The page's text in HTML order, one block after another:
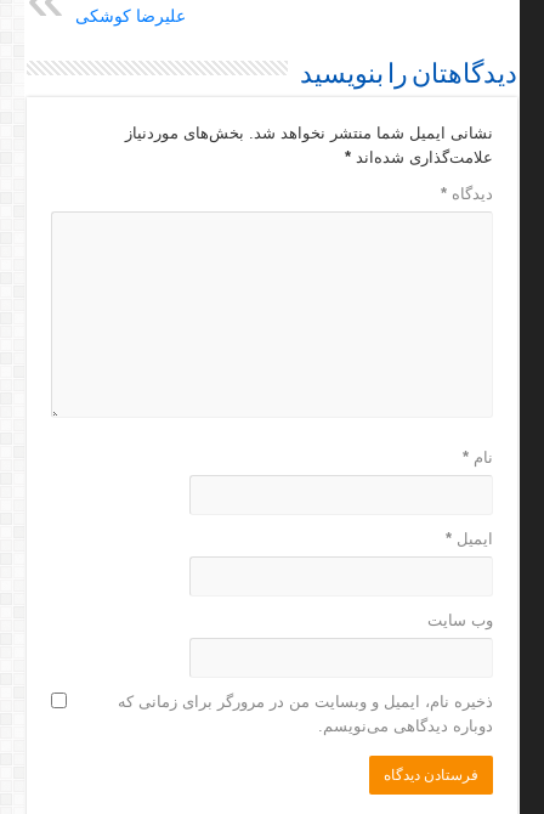
علیرضا کوشکی
دیدگاهتان را بنویسید
نشانی ایمیل شما منتشر نخواهد شد.
بخش‌های موردنیاز
علامت‌گذاری شده‌اند*
دیدگاه*
نام*
ایمیل*
وب‌ سایت
ذخیره نام، ایمیل و وبسایت من در مرورگر برای زمانی که
دوباره دیدگاهی می‌نویسم.